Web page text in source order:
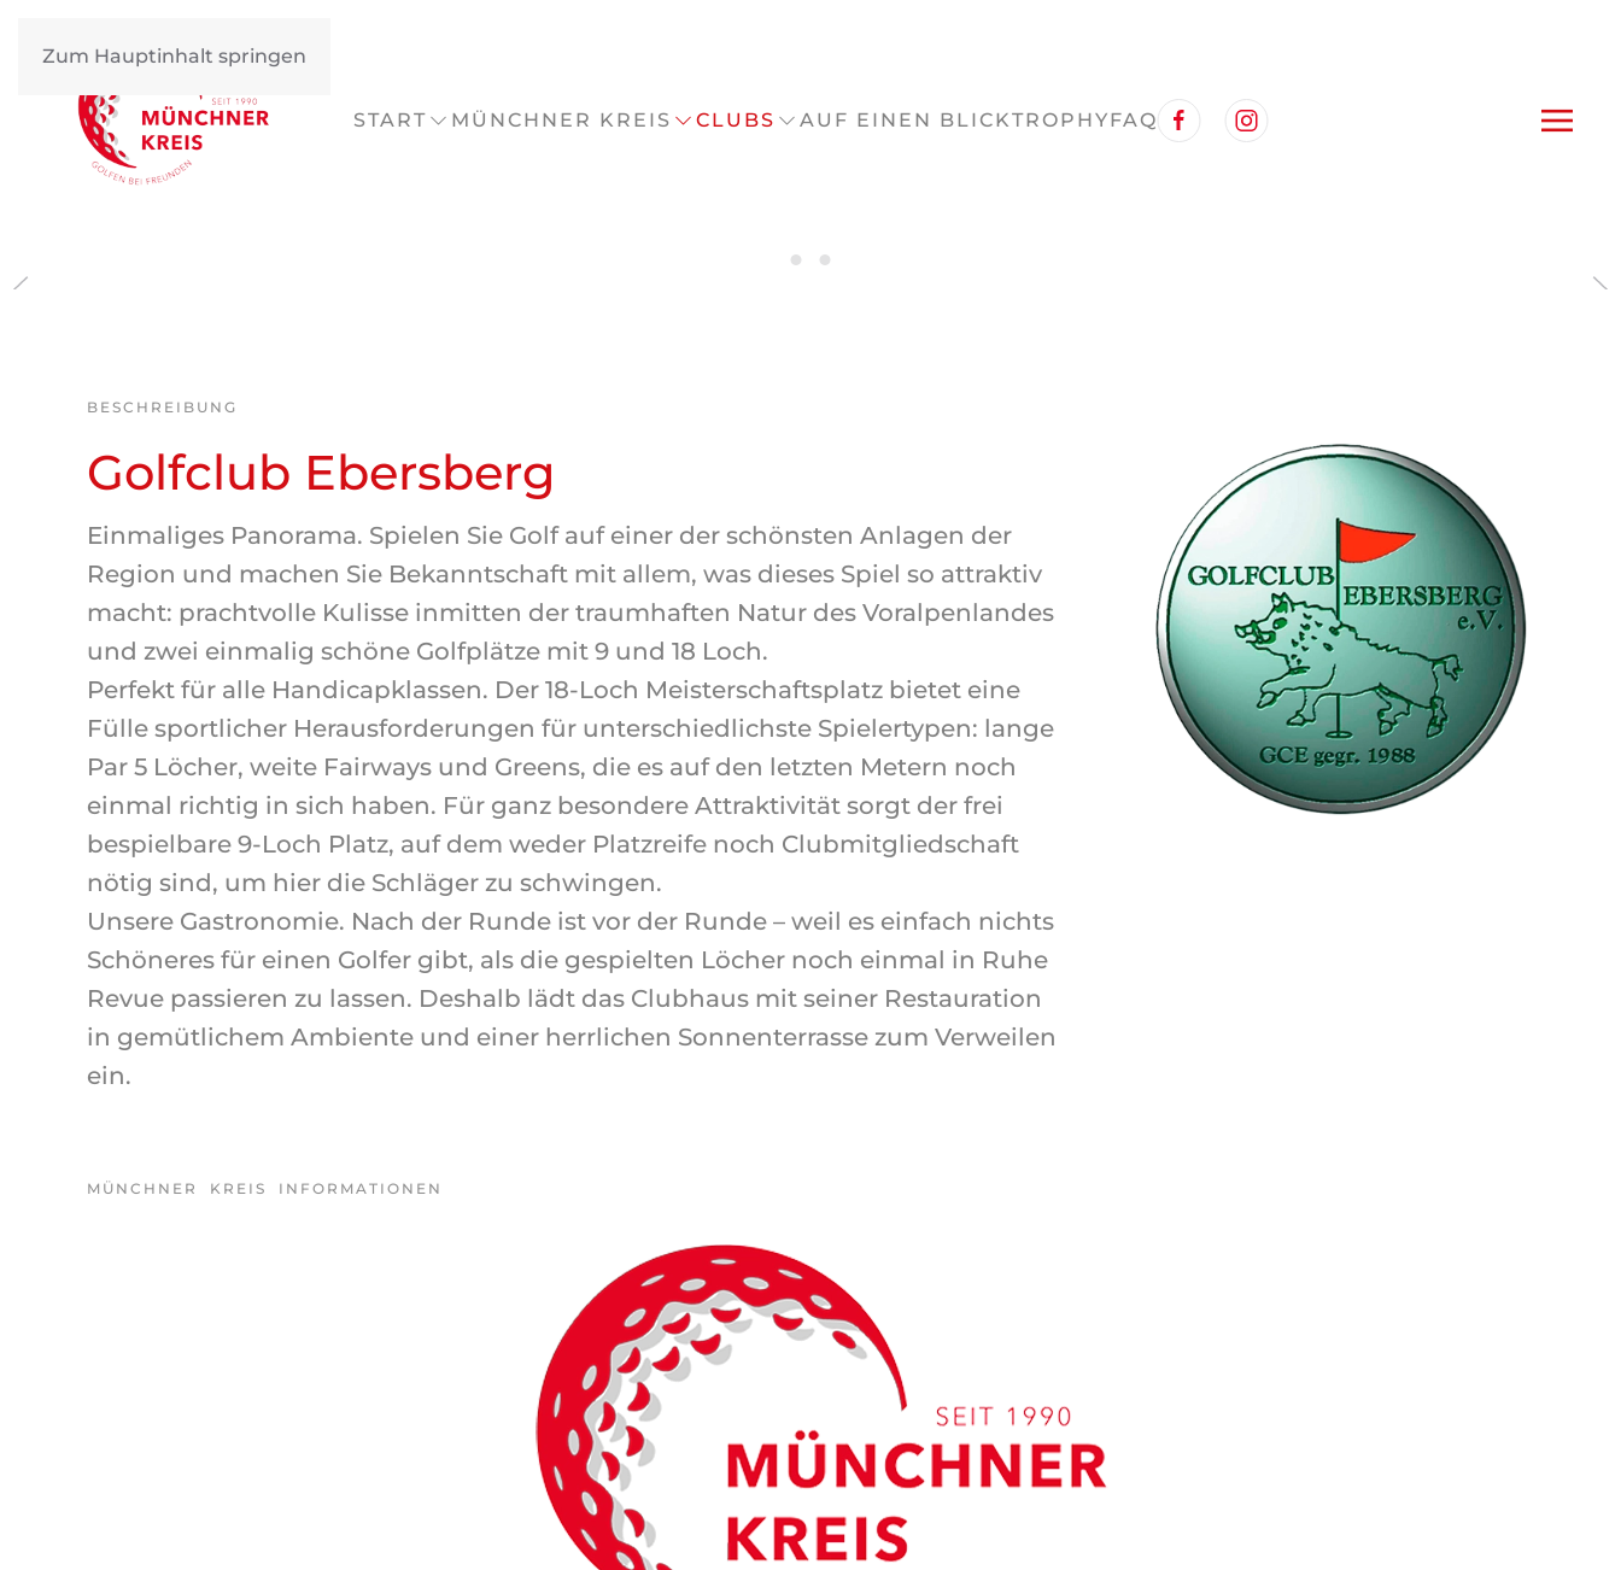
Zum Hauptinhalt springen
START MÜNCHNER KREIS CLUBS AUF EINEN BLICKTROPHYFAQ
BESCHREIBUNG
Golfclub Ebersberg
Einmaliges Panorama. Spielen Sie Golf auf einer der schönsten Anlagen der
Region und machen Sie Bekanntschaft mit allem, was dieses Spiel so attraktiv
macht: prachtvolle Kulisse inmitten der traumhaften Natur des Voralpenlandes
und zwei einmalig schöne Golfplätze mit 9 und 18 Loch.
Perfekt für alle Handicapklassen. Der 18-Loch Meisterschaftsplatz bietet eine
Fülle sportlicher Herausforderungen für unterschiedlichste Spielertypen: lange
Par 5 Löcher, weite Fairways und Greens, die es auf den letzten Metern noch
einmal richtig in sich haben. Für ganz besondere Attraktivität sorgt der frei
bespielbare 9-Loch Platz, auf dem weder Platzreife noch Clubmitgliedschaft
nötig sind, um hier die Schläger zu schwingen.
Unsere Gastronomie. Nach der Runde ist vor der Runde – weil es einfach nichts
Schöneres für einen Golfer gibt, als die gespielten Löcher noch einmal in Ruhe
Revue passieren zu lassen. Deshalb lädt das Clubhaus mit seiner Restauration
in gemütlichem Ambiente und einer herrlichen Sonnenterrasse zum Verweilen
ein.
MÜNCHNER KREIS INFORMATIONEN